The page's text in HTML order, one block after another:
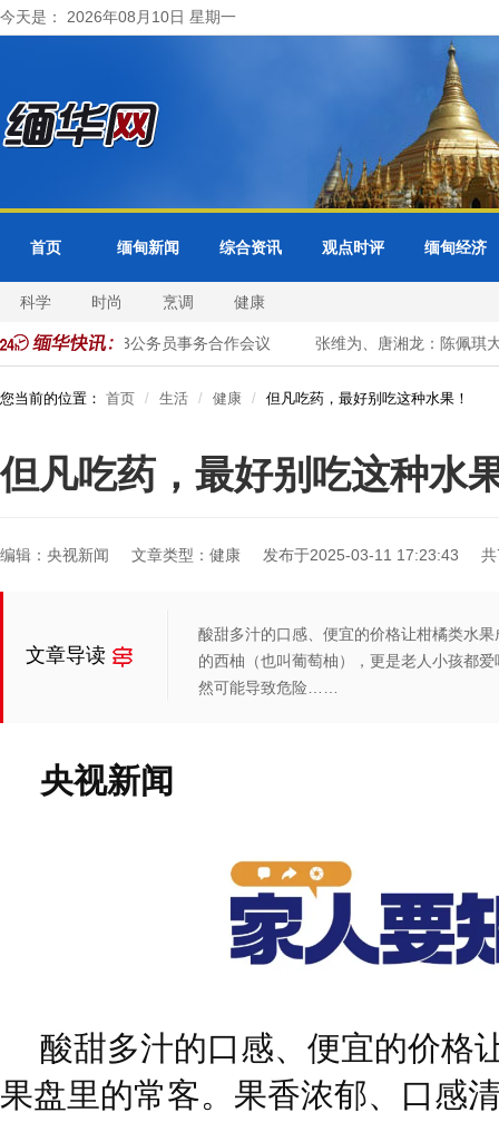
今天是： 2026年08月10日 星期一
首页 缅甸新闻 综合资讯 观点时评 缅甸经济
科学 时尚 烹调 健康
甸出席东盟+3公务员事务合作会议 张维为、唐湘龙：陈佩琪大
您当前的位置： 首页 生活 健康 但凡吃药，最好别吃这种水果！
但凡吃药，最好别吃这种水
编辑：央视新闻 文章类型：健康 发布于2025-03-11 17:23:43
文章导读
酸甜多汁的口感、便宜的价格让柑橘类水
的西柚（也叫葡萄柚），更是老人小孩都
然可能导致危险……
央视新闻
酸甜多汁的口感、便宜的价格
果盘里的常客。果香浓郁、口感